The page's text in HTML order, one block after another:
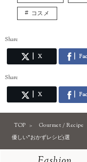
コスメ
Share
X
Share
X
TOP Gourmet / Recipe
優しい”おかずレシピ5選